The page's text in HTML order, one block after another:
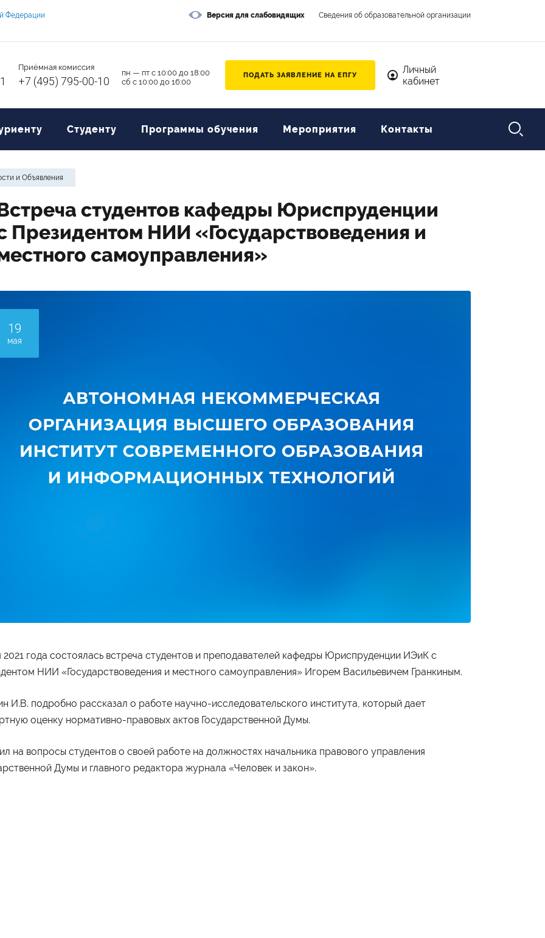
Приёмная комиссия
Правила приёма
Стоимость обучения
Проходные баллы
Перевод в наш институт
Списки поступающих
Международная программа
Военно-учетный стол
Миграционный учет
Антиплагиат
Карта москвича
Центр правовой помощи
обучения Мероприятия Контакты
Федерации
Версия для слабовидящих Сведения об образовательной организации
Приёмная комиссия
+7 (495) 795-00-10
пн — пт с 10:00 до 18:00
сб с 10:00 до 16:00
ПОДАТЬ ЗАЯВЛЕНИЕ НА ЕПГУ
Личный
кабинет
Студенту Программы обучения Мероприятия Контакты 
и Объявления
студентов кафедры Юриспруденции
Президентом НИИ «Государствоведения и
самоуправления»
19
мая
2021 года состоялась встреча студентов и преподавателей кафедры Юриспруденции ИЭиК с
НИИ «Государствоведения и местного самоуправления» Игорем Васильевичем Гранкиным.
И.В. подробно рассказал о работе научно-исследовательского института, который дает
оценку нормативно-правовых актов Государственной Думы.
на вопросы студентов о своей работе на должностях начальника правового управления
Думы и главного редактора журнала «Человек и закон».